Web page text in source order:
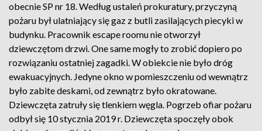
obecnie SP nr 18. Według ustaleń prokuratury, przyczyną
pożaru był ulatniający się gaz z butli zasilających piecyki w
budynku. Pracownik escape roomu nie otworzył
dziewczętom drzwi. One same mogły to zrobić dopiero po
rozwiązaniu ostatniej zagadki. W obiekcie nie było dróg
ewakuacyjnych. Jedyne okno w pomieszczeniu od wewnątrz
było zabite deskami, od zewnątrz było okratowane.
Dziewczęta zatruły się tlenkiem węgla. Pogrzeb ofiar pożaru
odbył się 10 stycznia 2019 r. Dziewczęta spoczęły obok